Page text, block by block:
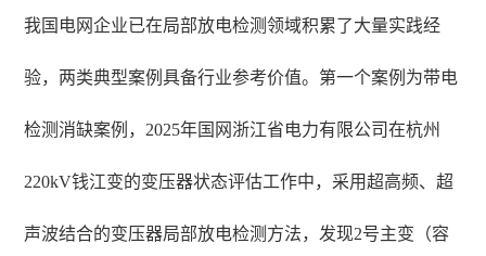
我国电网企业已在局部放电检测领域积累了大量实践经
验，两类典型案例具备行业参考价值。第一个案例为带电
检测消缺案例，2025年国网浙江省电力有限公司在杭州
220kV钱江变的变压器状态评估工作中，采用超高频、超
声波结合的变压器局部放电检测方法，发现2号主变（容